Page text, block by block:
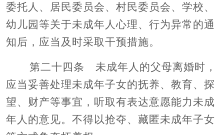
委托人、居民委员会、村民委员会、学校、
幼儿园等关于未成年人心理、行为异常的通
知后，应当及时采取干预措施。
第二十四条 未成年人的父母离婚时，
应当妥善处理未成年子女的抚养、教育、探
望、财产等事宜，听取有表达意愿能力未成
年人的意见。不得以抢夺、藏匿未成年子女